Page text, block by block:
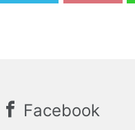
Facebook